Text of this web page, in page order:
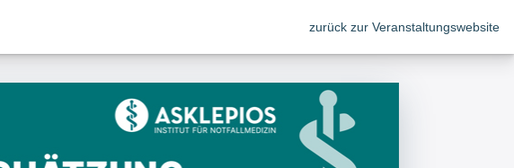
zurück zur Veranstaltungswebsite